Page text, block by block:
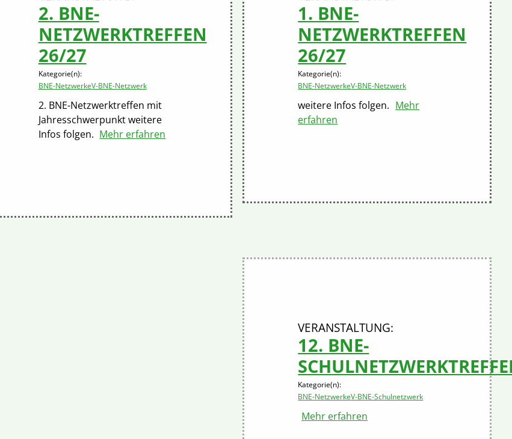
2. BNE-
NETZWERKTREFFEN
26/27
Kategorie(n):
BNE-NetzwerkeV-BNE-Netzwerk
2. BNE-Netzwerktreffen mit
Jahresschwerpunkt weitere
Infos folgen. Mehr erfahren
1. BNE-
NETZWERKTREFFEN
26/27
Kategorie(n):
BNE-NetzwerkeV-BNE-Netzwerk
weitere Infos folgen. Mehr
erfahren
12. BNE-
Kategorie(n):
BNE-NetzwerkeV-BNE-Schulnetzwerk
Mehr erfahren